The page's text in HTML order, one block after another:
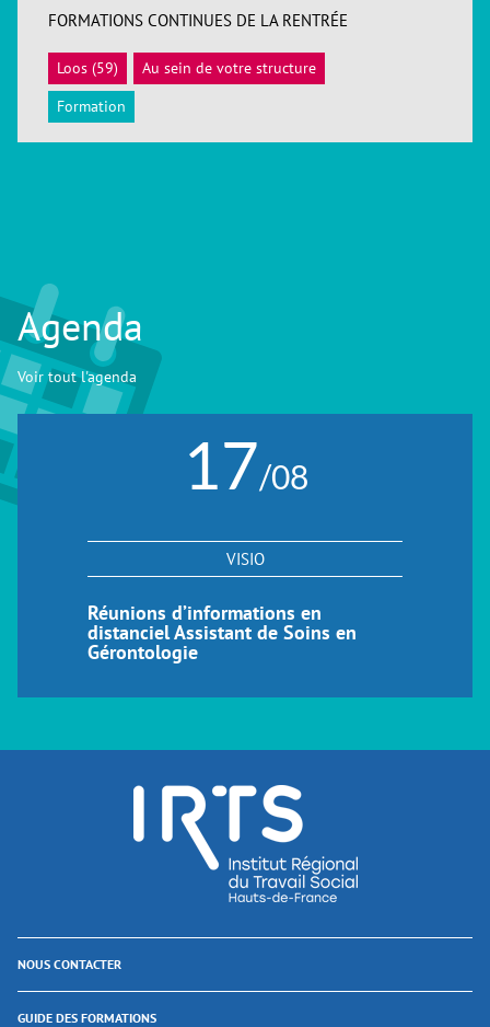
ACCÉDER
FORMATIONS CONTINUES DE LA RENTRÉE
Loos (59)
Au sein de votre structure
Formation
Agenda
Voir tout l'agenda
17/08
VISIO
Réunions d’informations en
distanciel Assistant de Soins en
Gérontologie
NOUS CONTACTER
GUIDE DES FORMATIONS